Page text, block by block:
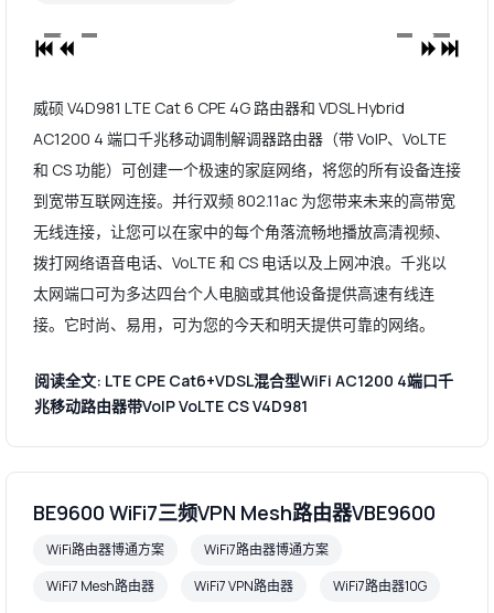
威硕 V4D981 LTE Cat 6 CPE 4G 路由器和 VDSL Hybrid
AC1200 4 端口千兆移动调制解调器路由器（带 VoIP、VoLTE
和 CS 功能）可创建一个极速的家庭网络，将您的所有设备连接
到宽带互联网连接。并行双频 802.11ac 为您带来未来的高带宽
无线连接，让您可以在家中的每个角落流畅地播放高清视频、
拨打网络语音电话、VoLTE 和 CS 电话以及上网冲浪。千兆以
太网端口可为多达四台个人电脑或其他设备提供高速有线连
接。它时尚、易用，可为您的今天和明天提供可靠的网络。
阅读全文: LTE CPE Cat6+VDSL混合型WiFi AC1200 4端口千
兆移动路由器带VoIP VoLTE CS V4D981
BE9600 WiFi7三频VPN Mesh路由器VBE9600
WiFi路由器博通方案
WiFi7路由器博通方案
WiFi7 Mesh路由器
WiFi7 VPN路由器 WiFi7路由器10G